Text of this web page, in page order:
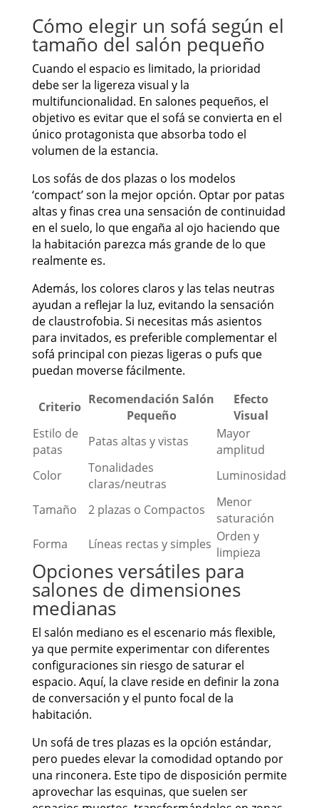
Cómo elegir un sofá según el
tamaño del salón pequeño
Cuando el espacio es limitado, la prioridad
debe ser la ligereza visual y la
multifuncionalidad. En salones pequeños, el
objetivo es evitar que el sofá se convierta en el
único protagonista que absorba todo el
volumen de la estancia.
Los sofás de dos plazas o los modelos
‘compact’ son la mejor opción. Optar por patas
altas y finas crea una sensación de continuidad
en el suelo, lo que engaña al ojo haciendo que
la habitación parezca más grande de lo que
realmente es.
Además, los colores claros y las telas neutras
ayudan a reflejar la luz, evitando la sensación
de claustrofobia. Si necesitas más asientos
para invitados, es preferible complementar el
sofá principal con piezas ligeras o pufs que
puedan moverse fácilmente.
Criterio Recomendación Salón
Pequeño
Efecto
Visual
Estilo de
patas
Patas altas y vistas
Mayor
amplitud
Color
Tonalidades
claras/neutras
Luminosidad
Tamaño 2 plazas o Compactos
Menor
saturación
Forma
Líneas rectas y simples Orden y
limpieza
Opciones versátiles para
salones de dimensiones
medianas
El salón mediano es el escenario más flexible,
ya que permite experimentar con diferentes
configuraciones sin riesgo de saturar el
espacio. Aquí, la clave reside en definir la zona
de conversación y el punto focal de la
habitación.
Un sofá de tres plazas es la opción estándar,
pero puedes elevar la comodidad optando por
una rinconera. Este tipo de disposición permite
aprovechar las esquinas, que suelen ser